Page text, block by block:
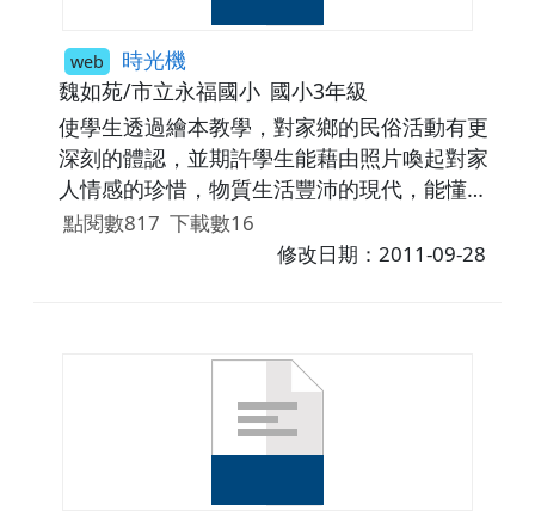
web 時光機
魏如苑/市立永福國小 國小3年級
使學生透過繪本教學，對家鄉的民俗活動有更
深刻的體認，並期許學生能藉由照片喚起對家
人情感的珍惜，物質生活豐沛的現代，能懂得
珍惜身邊人、事、物並知福惜福；同時能培養
點閱數817 下載數16
修改日期：2011-09-28